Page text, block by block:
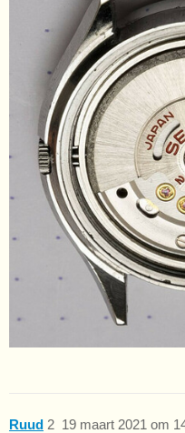
Ruud 19 maart 2021 om
2